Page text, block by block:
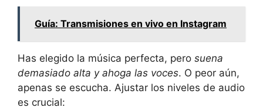
Guía: Transmisiones en vivo en Instagram
Has elegido la música perfecta, pero suena
demasiado alta y ahoga las voces. O peor aún,
apenas se escucha. Ajustar los niveles de audio
es crucial: